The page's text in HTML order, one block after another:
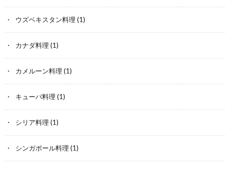
ウズベキスタン料理 (1)
カナダ料理 (1)
カメルーン料理 (1)
キューバ料理 (1)
シリア料理 (1)
シンガポール料理 (1)